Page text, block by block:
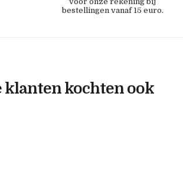
bestellingen vanaf 15 euro.
klanten kochten ook